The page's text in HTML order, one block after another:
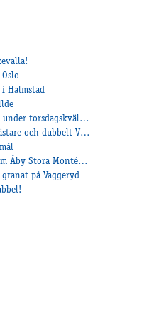
Halmstad
Tre hemmasegrar under torsdagskvällen och Sultan C.N. klar för final i Köpenhamn
Youana Europamästare och dubbelt V75 till stall Heiskanen
Team Aho tog hem Åby Stora Montépris
på Vaggeryd